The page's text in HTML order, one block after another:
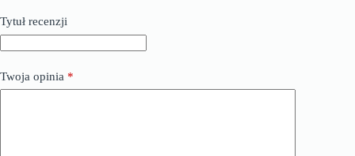
Tytuł recenzji
Twoja opinia *